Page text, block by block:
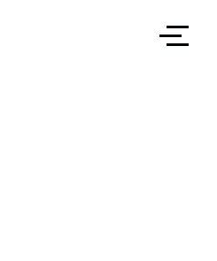
herramientas